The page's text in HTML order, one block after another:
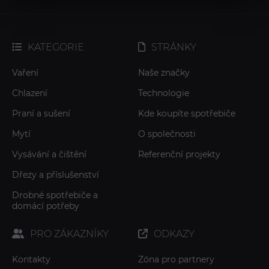
KATEGORIE
Vaření
Chlazení
Praní a sušení
Mytí
Vysávání a čištění
Dřezy a příslušenství
Drobné spotřebiče a
domácí potřeby
STRÁNKY
Naše značky
Technologie
Kde koupíte spotřebiče
O společnosti
Referenční projekty
PRO ZÁKAZNÍKY
Kontakty
ODKAZY
Zóna pro partnery